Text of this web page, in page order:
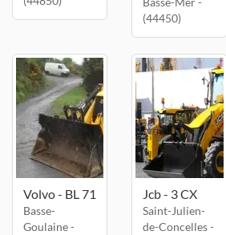
(44450)
Volvo - BL 71
Basse-
Goulaine -
Jcb - 3 CX
Saint-Julien-
de-Concelles -